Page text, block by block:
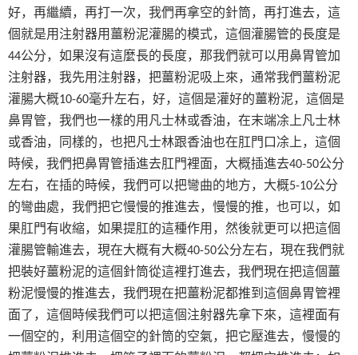
好，再繼續，再打一次，我們再拿空的針筒，再打進去，這
個就是用注射器用薑粉泥灌腸的模式，這個灌腸管的長度是
44公分，如果沒有這麼長的長度，那我們就可以用鼻胃管加
注射器，我先用注射器，把薑粉泥吸上來，通常我們薑粉泥
灌腸大概10-60毫升左右，好，這個是灌好的薑粉泥，這個是
鼻胃管，我們也一樣的用凡士林或香油，在末端凃上凡士林
或香油，同樣的，也把凡士林跟香油也在肛門口凃上，這個
時候，我們把鼻胃管插進去肛門裡面，大概插進去40-50公分
左右，在插的時候，我們可以把彎曲的地方，大概5-10公分
的彎曲處，我們把它慢慢的推進去，慢慢的推，也可以，如
果肛門有收縮，如果提肛的這種作用，然後就更可以把這個
灌腸管輸進去，現在大概有大概40-50公分左右，現在我們就
把裝好薑粉泥的這個針筒從這裡打進去，我們現在把這個薑
粉泥慢慢的推進去，我們現在把薑粉泥都推到這個鼻胃管裡
面了，這個時候我們可以把這個注射器先拿下來，這裡面有
一個空的，利用這個空的針筒的空氣，把它壓進去，慢慢的